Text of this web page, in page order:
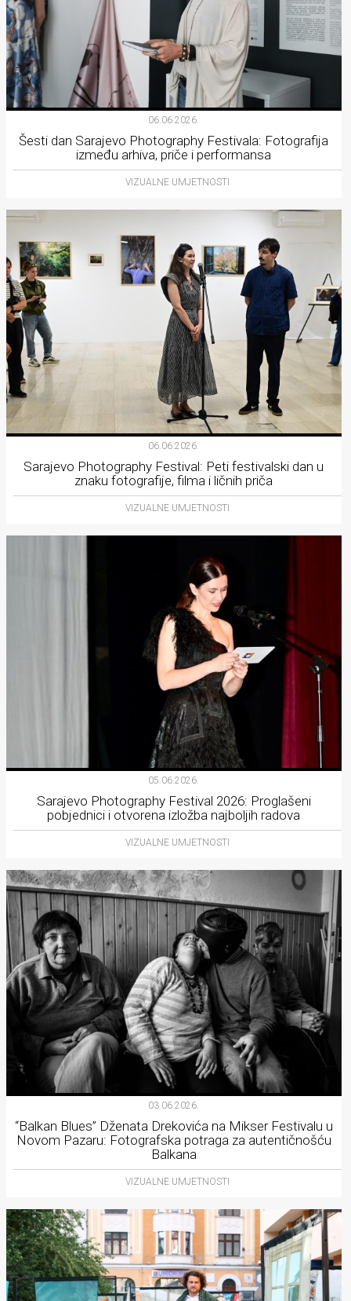
06.06.2026.
Šesti dan Sarajevo Photography Festivala: Fotografija
između arhiva, priče i performansa
VIZUALNE UMJETNOSTI
06.06.2026.
Sarajevo Photography Festival: Peti festivalski dan u
znaku fotografije, filma i ličnih priča
VIZUALNE UMJETNOSTI
05.06.2026.
Sarajevo Photography Festival 2026: Proglašeni
pobjednici i otvorena izložba najboljih radova
VIZUALNE UMJETNOSTI
03.06.2026.
“Balkan Blues” Dženata Drekovića na Mikser Festivalu u
Novom Pazaru: Fotografska potraga za autentičnošću
Balkana
VIZUALNE UMJETNOSTI